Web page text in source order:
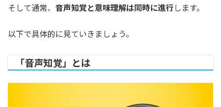
そして通常、 音声知覚と意味理解は同時に進行します。
以下で具体的に見ていきましょう。
「音声知覚」とは